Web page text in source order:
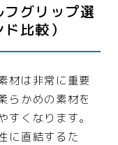
グリップ選
比較）
材は非常に重要
らかめの素材を
くなります。
に直結するた